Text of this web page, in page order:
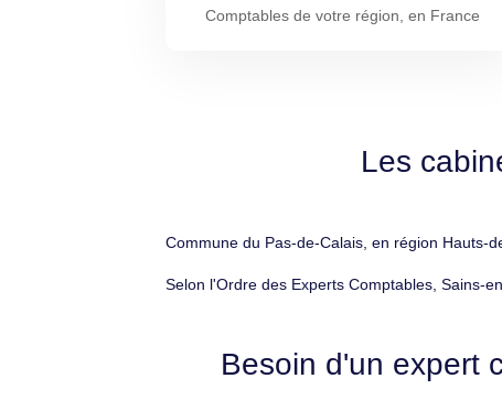
Comptables de votre région, en France
Les
Commune du Pas-de-Calais, en région Hauts-
Selon l'Ordre des Experts Comptables, Sains-
Besoin d'un expert